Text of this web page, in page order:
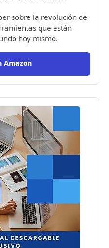
sobre la revolución de
que están
hoy mismo.
Amazon